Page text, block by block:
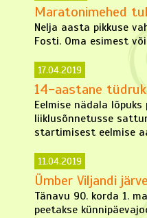
Maratonimehed
Nelja aasta pikkuse
Fosti. Oma esimest
17.04.2019
14-aastane
Eelmise nädala
liiklusõnnetusse
startimisest eelmise
11.04.2019
Ümber Viljandi
Tänavu 90. korda 1.
peetakse